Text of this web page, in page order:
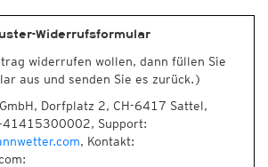
Widerrufsformular
widerrufen wollen, dann füllen Sie
aus und senden Sie es zurück.)
Dorfplatz 2, CH-6417 Sattel,
Support:
, Kontakt: